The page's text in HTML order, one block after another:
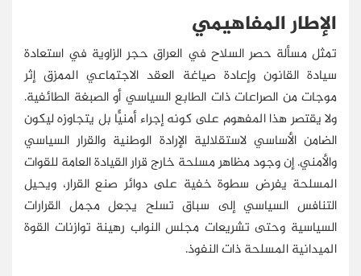
الإطار المفاهيمي
تمثل مسألة حصر السلاح في العراق حجر الزاوية في استعادة
سيادة القانون وإعادة صياغة العقد الاجتماعي الممزق إثر
موجات من الصراعات ذات الطابع السياسي أو الصبغة الطائفية.
ولا يقتصر هذا المفهوم على كونه إجراء أمنيًّا بل يتجاوزه ليكون
الضامن الأساسي لاستقلالية الإرادة الوطنية والقرار السياسي
والأمني. إن وجود مظاهر مسلحة خارج قرار القيادة العامة للقوات
المسلحة يفرض سطوة خفية على دوائر صنع القرار، ويحيل
التنافس السياسي إلى سباق تسلح يجعل مجمل القرارات
السياسية وحتى تشريعات مجلس النواب رهينة توازنات القوة
الميدانية المسلحة ذات النفوذ.